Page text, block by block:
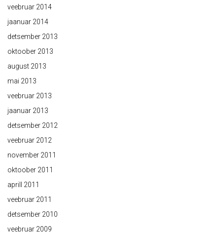
veebruar 2014
jaanuar 2014
detsember 2013
oktoober 2013
august 2013
mai 2013
veebruar 2013
jaanuar 2013
detsember 2012
veebruar 2012
november 2011
oktoober 2011
aprill 2011
veebruar 2011
detsember 2010
veebruar 2009